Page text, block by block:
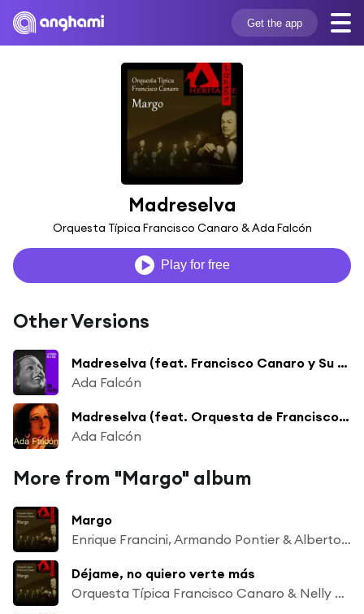
Get the app
Madreselva
Orquesta Típica Francisco Canaro & Ada Falcón
Play for free
Other Versions
Madreselva (feat. Francisco Canaro y Su Orquesta)
Ada Falcón
Madreselva (feat. Orquesta de Francisco Canaro)
Ada Falcón
More from "Margo" album
Margo
Enrique Francini, Armando Pontier & Alberto Podestá
Déjame, no quiero verte más
Orquesta Típica Francisco Canaro & Nelly Omar